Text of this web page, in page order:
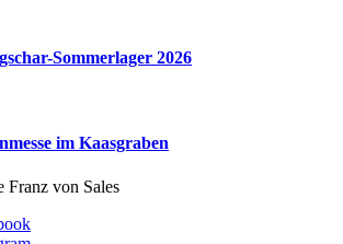
Sommerlager 2026
im Kaasgraben
von Sales